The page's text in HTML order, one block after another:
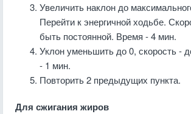
Увеличить наклон до
Перейти к энергичной ходьбе.
быть постоянной. Время - 4 мин.
Уклон уменьшить до 0, скорость -
- 1 мин.
Повторить 2 предыдущих пункта.
Для сжигания жиров